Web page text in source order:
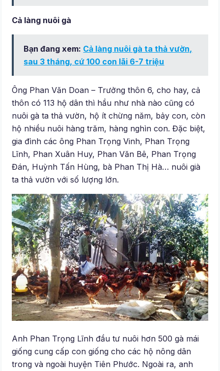
Cả làng nuôi gà
Bạn đang xem: Cả làng nuôi gà ta thả vườn,
sau 3 tháng, cứ 100 con lãi 6-7 triệu
Ông Phan Văn Doan – Trưởng thôn 6, cho hay, cả
thôn có 113 hộ dân thì hầu như nhà nào cũng có
nuôi gà ta thả vườn, hộ ít chừng năm, bảy con, còn
hộ nhiều nuôi hàng trăm, hàng nghìn con. Đặc biệt,
gia đình các ông Phan Trọng Vinh, Phan Trọng
Lĩnh, Phan Xuân Huy, Phan Văn Bê, Phan Trọng
Đán, Huỳnh Tấn Hùng, bà Phan Thị Hà… nuôi già
ta thả vườn với số lượng lớn.
Anh Phan Trọng Lĩnh đầu tư nuôi hơn 500 gà mái
giống cung cấp con giống cho các hộ nông dân
trong và ngoài huyện Tiên Phước. Ngoài ra, anh